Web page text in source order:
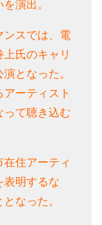
演出。
ンスでは、電
氏のキャリ
となった。
ーティスト
って聴き込む
住アーティ
表明するな
なった。